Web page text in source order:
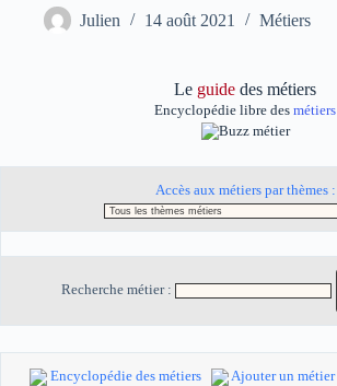
Julien 14 août 2021 Métiers
Le guide des métiers
Encyclopédie libre des métiers
Accès aux métiers par thèmes :
Recherche métier :
Encyclopédie des métiers Ajouter un métier